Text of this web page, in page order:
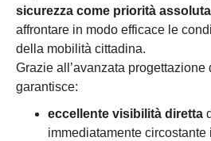
sicurezza come priorità assoluta
affrontare in modo efficace le
della mobilità cittadina.
Grazie all’avanzata
garantisce:
eccellente visibilità diretta
immediatamente